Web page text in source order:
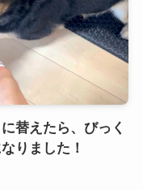
替えたら、びっく
りました！